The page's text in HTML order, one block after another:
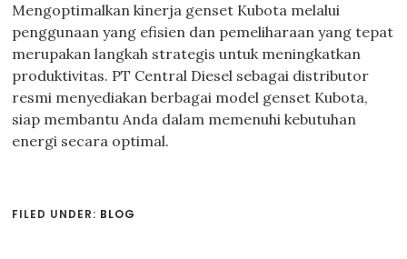
Mengoptimalkan kinerja genset Kubota melalui
penggunaan yang efisien dan pemeliharaan yang tepat
merupakan langkah strategis untuk meningkatkan
produktivitas. PT Central Diesel sebagai distributor
resmi menyediakan berbagai model genset Kubota,
siap membantu Anda dalam memenuhi kebutuhan
energi secara optimal.
FILED UNDER: BLOG